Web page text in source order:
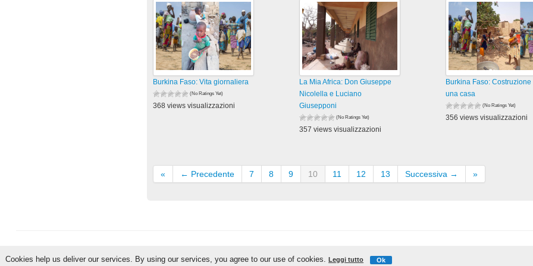
Burkina Faso: Vita giornaliera
(No Ratings Yet)
368 views visualizzazioni
La Mia Africa: Don Giuseppe
Nicolella e Luciano
Giusepponi
(No Ratings Yet)
357 views visualizzazioni
Burkina Faso: Costruzione
una casa
(No Ratings Yet)
356 views visualizzazioni
« ← Precedente 7 8 9 10 11 12 13 Successiva → »
Realizzato da
Gianmaria D'Ambra
Cookies help us deliver our services. By using our services, you agree to our use of cookies.Leggi tutto Ok